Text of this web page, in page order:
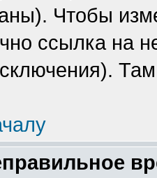
Чтобы
ссылка на